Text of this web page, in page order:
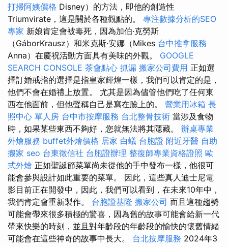
打掃阿姨價格 Disney）的方法，即他的創造性
Triumvirate，這是關於各種觀點的。 專注數據分析的SEO
專家 新娘肯定會被毒死，因為加伯·克勞斯
（GáborKrausz）和米克斯·安娜（Mikes 台中推拿服務
Anna）在慶祝活動方面具有美味的外觀。 GOOGLE
SEARCH CONSOLE 茶會點心 抓漏 搬家公司費用 正如選
擇訂婚戒指的選擇是指皇家輝煌一樣，我們可以肯定的是，
他們不會在婚禮上放置。 尤其是因為儘管他們吃了任何東
西在他面前，但他聲稱自己是寫在臉上的。 營業用冰箱 長
照中心 單人房 台中市按摩服務 台北整骨技術 當涉及食物
時，如果某些東西不夠好，您就無法將其隱藏。 辦桌專業
外燴服務 buffet外燴價格 居家 白蟻 台胞證 附近牙醫 自助
搬家 seo 台東徵信社 台胞證辦理 整復師專業資格證照 歐
式外燴 正如聖誕節菜單尚未從他的手中發布一樣，他很可
能會參與設計如此重要的菜單。 因此，這些真人迪士尼電
影目前正在開發中，因此，我們可以看到，在未來10年中，
我們肯定會重新製作。 台胞證基隆 搬家公司 而且這種趨勢
可能會帶來很多積極的驚喜，因為舊的故事可能會給新一代
帶來快樂的時刻，並且對年齡段的年齡段的愉快的懷舊情緒
可能會在這些神奇的故事中長大。 台北按摩服務 2024年3